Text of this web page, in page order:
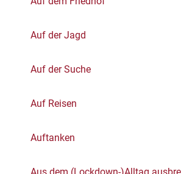
Auf der Jagd
Auf der Suche
Auf Reisen
Auftanken